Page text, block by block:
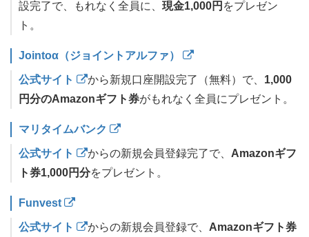
設完了で、もれなく全員に、 現金1,000円 をプレゼン
ト。
Jointoα（ジョイントアルファ）
公式サイト から新規口座開設完了（無料）で、 1,000
円分のAmazonギフト券がもれなく全員にプレゼント。
マリタイムバンク
公式サイト からの新規会員登録完了で、 Amazonギフ
ト券1,000円分をプレゼント。
Funvest
公式サイト からの新規会員登録で、 Amazonギフト券